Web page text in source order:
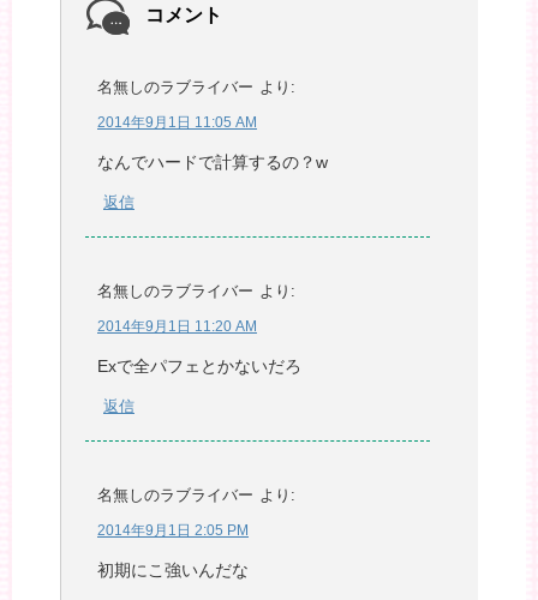
コメント
名無しのラブライバー より:
2014年9月1日 11:05 AM
なんでハードで計算するの？w
返信
名無しのラブライバー より:
2014年9月1日 11:20 AM
Exで全パフェとかないだろ
返信
名無しのラブライバー より:
2014年9月1日 2:05 PM
初期にこ強いんだな